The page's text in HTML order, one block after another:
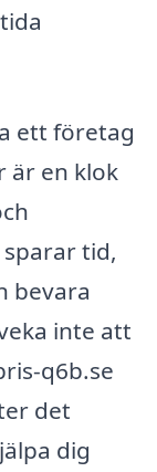
ett företag
är en klok
tid,
bevara
inte att
q6b.se
det
dig